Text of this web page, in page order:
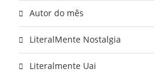
Autor do mês
LiteralMente Nostalgia
Literalmente Uai